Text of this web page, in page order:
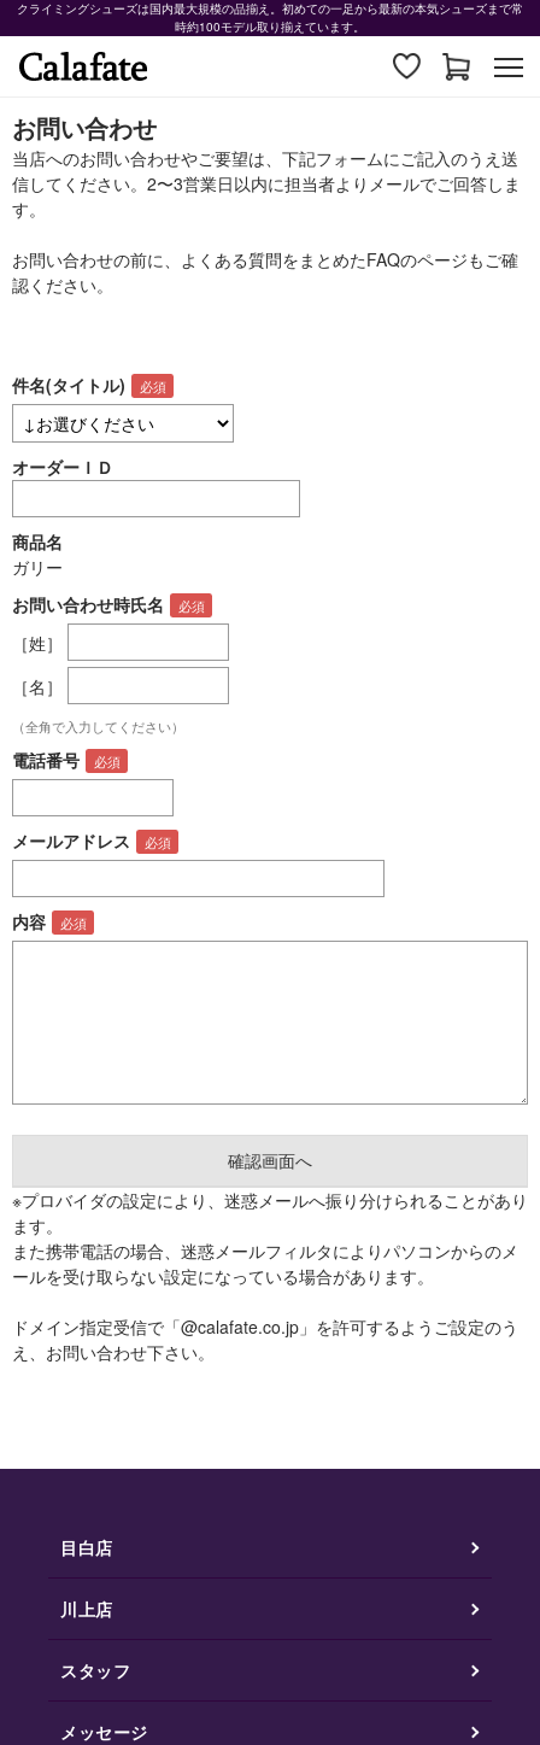
クライミングシューズは国内最大規模の品揃え。初めての一足から最新の本気シューズまで常
時約100モデル取り揃えています。
お問い合わせ
当店へのお問い合わせやご要望は、下記フォームにご記入のうえ送
信してください。2〜3営業日以内に担当者よりメールでご回答しま
す。
お問い合わせの前に、よくある質問をまとめたFAQのページもご確
認ください。
件名(タイトル)
オーダーＩＤ
商品名
ガリー
お問い合わせ時氏名
［姓］
［名］
（全角で入力してください）
電話番号
メールアドレス
内容
※プロバイダの設定により、迷惑メールへ振り分けられることがあり
ます。
また携帯電話の場合、迷惑メールフィルタによりパソコンからのメ
ールを受け取らない設定になっている場合があります。
ドメイン指定受信で「@calafate.co.jp」を許可するようご設定のう
え、お問い合わせ下さい。
目白店
川上店
スタッフ
メッセージ